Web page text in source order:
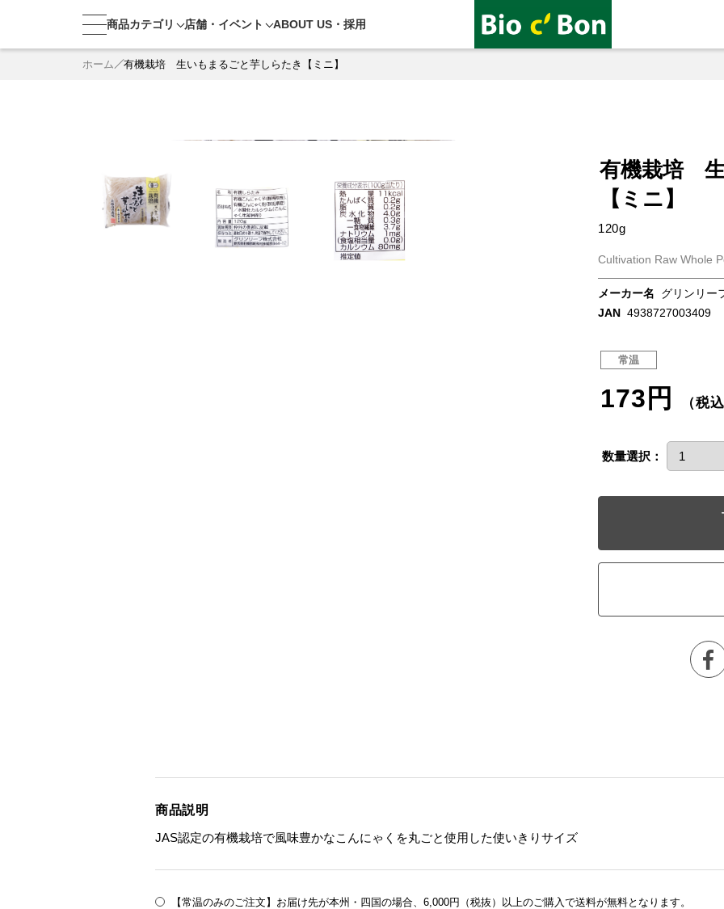
商品カテゴリ 店舗・ イベント ABOUT US・ 採用
ホーム 有機栽培 生いもまるごと芋しらたき【ミニ】
有機栽培 生
【ミニ】
120g
Cultivation Raw Whole
メーカー名
グリンリー
JAN 4938727003409
常温
173円 （税込
数量選択：
商品説明
JAS認定の有機栽培で風味豊かなこんにゃくを丸ごと使用した使いきりサイズ
【常温のみのご注文】お届け先が本州・四国の場合、6,000円（税抜）以上のご購入で送料が無料となります。